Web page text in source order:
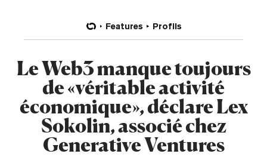
Features Profils
Le Web3 manque toujours
de «véritable activité
économique», déclare Lex
Sokolin, associé chez
Generative Ventures